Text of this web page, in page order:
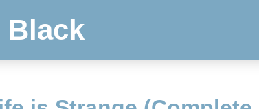
Black